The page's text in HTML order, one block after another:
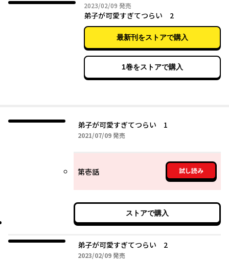
2023/02/09 2023年02月09日
発売
弟子が可愛すぎてつらい 2
最新刊をストアで購入
1巻をストアで購入
弟子が可愛すぎてつらい 1
2021/07/092021年07月09日
発売
第壱話 試し読み
ストアで購入
弟子が可愛すぎてつらい 2
2023/02/092023年02月09日
発売